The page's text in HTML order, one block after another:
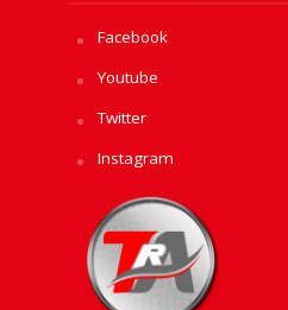
Facebook
Youtube
Twitter
Instagram